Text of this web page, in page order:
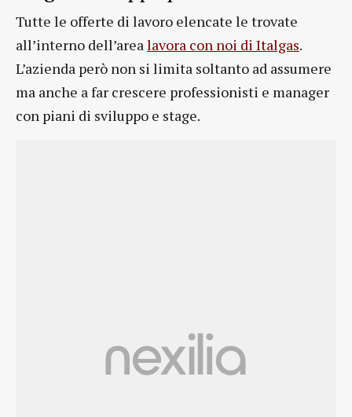
Tutte le offerte di lavoro elencate le trovate
all’interno dell’area lavora con noi di Italgas.
L’azienda però non si limita soltanto ad assumere
ma anche a far crescere professionisti e manager
con piani di sviluppo e stage.